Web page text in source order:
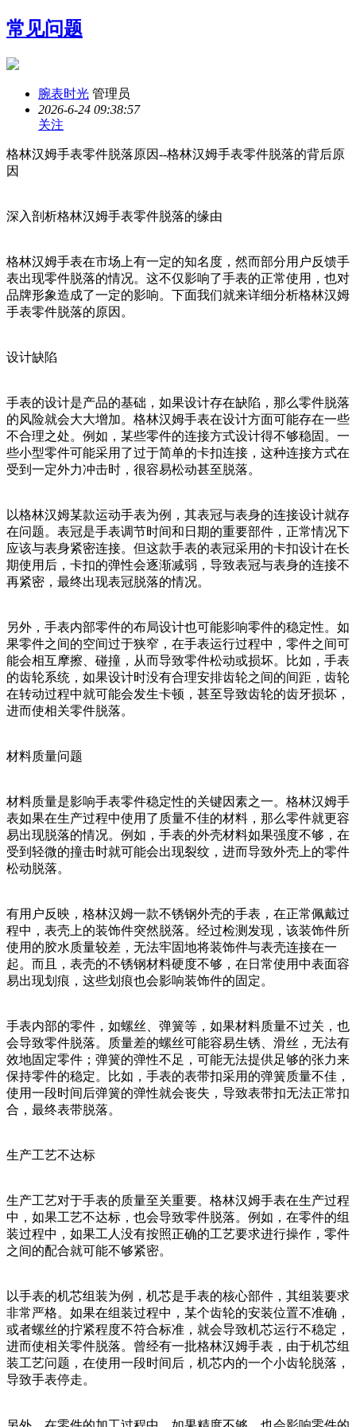
常见问题
腕表时光 管理员
2026-6-24 09:38:57
关注
格林汉姆手表零件脱落原因--格林汉姆手表零件脱落的背后原
因
深入剖析格林汉姆手表零件脱落的缘由
格林汉姆手表在市场上有一定的知名度，然而部分用户反馈手
表出现零件脱落的情况。这不仅影响了手表的正常使用，也对
品牌形象造成了一定的影响。下面我们就来详细分析格林汉姆
手表零件脱落的原因。
设计缺陷
手表的设计是产品的基础，如果设计存在缺陷，那么零件脱落
的风险就会大大增加。格林汉姆手表在设计方面可能存在一些
不合理之处。例如，某些零件的连接方式设计得不够稳固。一
些小型零件可能采用了过于简单的卡扣连接，这种连接方式在
受到一定外力冲击时，很容易松动甚至脱落。
以格林汉姆某款运动手表为例，其表冠与表身的连接设计就存
在问题。表冠是手表调节时间和日期的重要部件，正常情况下
应该与表身紧密连接。但这款手表的表冠采用的卡扣设计在长
期使用后，卡扣的弹性会逐渐减弱，导致表冠与表身的连接不
再紧密，最终出现表冠脱落的情况。
另外，手表内部零件的布局设计也可能影响零件的稳定性。如
果零件之间的空间过于狭窄，在手表运行过程中，零件之间可
能会相互摩擦、碰撞，从而导致零件松动或损坏。比如，手表
的齿轮系统，如果设计时没有合理安排齿轮之间的间距，齿轮
在转动过程中就可能会发生卡顿，甚至导致齿轮的齿牙损坏，
进而使相关零件脱落。
材料质量问题
材料质量是影响手表零件稳定性的关键因素之一。格林汉姆手
表如果在生产过程中使用了质量不佳的材料，那么零件就更容
易出现脱落的情况。例如，手表的外壳材料如果强度不够，在
受到轻微的撞击时就可能会出现裂纹，进而导致外壳上的零件
松动脱落。
有用户反映，格林汉姆一款不锈钢外壳的手表，在正常佩戴过
程中，表壳上的装饰件突然脱落。经过检测发现，该装饰件所
使用的胶水质量较差，无法牢固地将装饰件与表壳连接在一
起。而且，表壳的不锈钢材料硬度不够，在日常使用中表面容
易出现划痕，这些划痕也会影响装饰件的固定。
手表内部的零件，如螺丝、弹簧等，如果材料质量不过关，也
会导致零件脱落。质量差的螺丝可能容易生锈、滑丝，无法有
效地固定零件；弹簧的弹性不足，可能无法提供足够的张力来
保持零件的稳定。比如，手表的表带扣采用的弹簧质量不佳，
使用一段时间后弹簧的弹性就会丧失，导致表带扣无法正常扣
合，最终表带脱落。
生产工艺不达标
生产工艺对于手表的质量至关重要。格林汉姆手表在生产过程
中，如果工艺不达标，也会导致零件脱落。例如，在零件的组
装过程中，如果工人没有按照正确的工艺要求进行操作，零件
之间的配合就可能不够紧密。
以手表的机芯组装为例，机芯是手表的核心部件，其组装要求
非常严格。如果在组装过程中，某个齿轮的安装位置不准确，
或者螺丝的拧紧程度不符合标准，就会导致机芯运行不稳定，
进而使相关零件脱落。曾经有一批格林汉姆手表，由于机芯组
装工艺问题，在使用一段时间后，机芯内的一个小齿轮脱落，
导致手表停走。